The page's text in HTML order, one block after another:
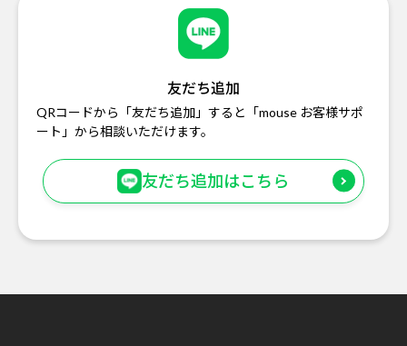
友だち追加
QRコードから「友だち追加」すると「mouse お客様サポ
ート」から相談いただけます。
友だち追加はこちら